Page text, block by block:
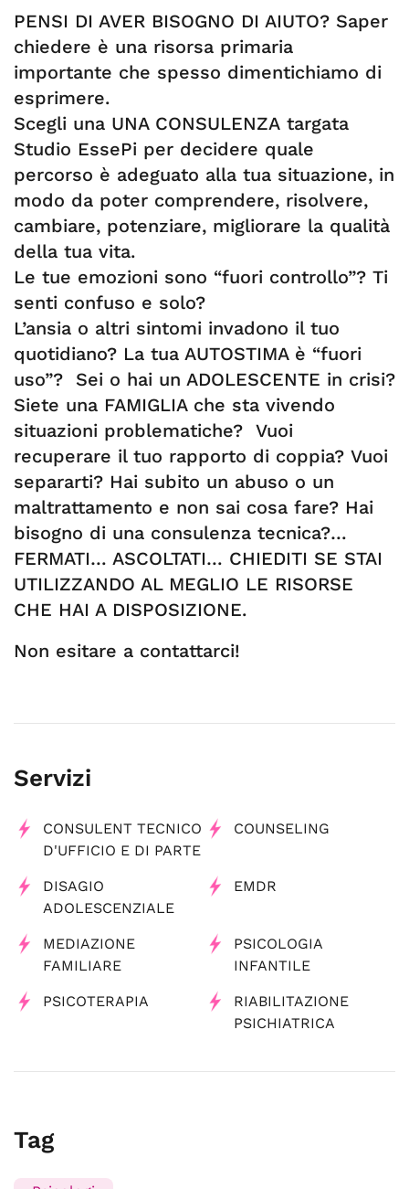
PENSI DI AVER BISOGNO DI AIUTO? Saper
chiedere è una risorsa primaria
importante che spesso dimentichiamo di
esprimere.
Scegli una UNA CONSULENZA targata
Studio EssePi per decidere quale
percorso è adeguato alla tua situazione, in
modo da poter comprendere, risolvere,
cambiare, potenziare, migliorare la qualità
della tua vita.
Le tue emozioni sono “fuori controllo”? Ti
senti confuso e solo?
L’ansia o altri sintomi invadono il tuo
quotidiano? La tua AUTOSTIMA è “fuori
uso”? Sei o hai un ADOLESCENTE in crisi?
Siete una FAMIGLIA che sta vivendo
situazioni problematiche? Vuoi
recuperare il tuo rapporto di coppia? Vuoi
separarti? Hai subito un abuso o un
maltrattamento e non sai cosa fare? Hai
bisogno di una consulenza tecnica?…
FERMATI… ASCOLTATI… CHIEDITI SE STAI
UTILIZZANDO AL MEGLIO LE RISORSE
CHE HAI A DISPOSIZIONE.
Non esitare a contattarci!
Servizi
CONSULENT TECNICO
D'UFFICIO E DI PARTE
COUNSELING
DISAGIO
ADOLESCENZIALE
EMDR
MEDIAZIONE
FAMILIARE
PSICOLOGIA
INFANTILE
PSICOTERAPIA
RIABILITAZIONE
PSICHIATRICA
Tag